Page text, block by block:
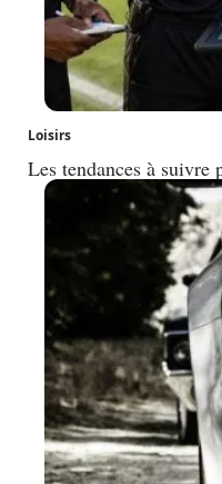
Loisirs
Les tendances à